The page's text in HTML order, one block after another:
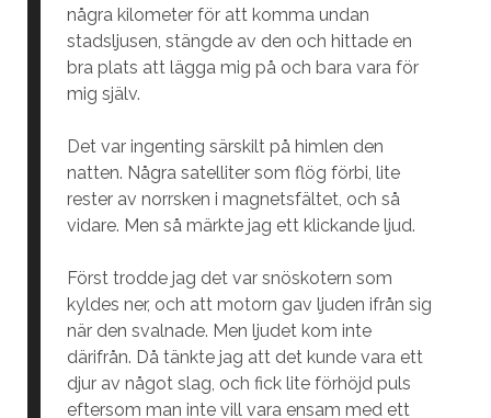
några kilometer för att komma undan
stadsljusen, stängde av den och hittade en
bra plats att lägga mig på och bara vara för
mig själv.
Det var ingenting särskilt på himlen den
natten. Några satelliter som flög förbi, lite
rester av norrsken i magnetsfältet, och så
vidare. Men så märkte jag ett klickande ljud.
Först trodde jag det var snöskotern som
kyldes ner, och att motorn gav ljuden ifrån sig
när den svalnade. Men ljudet kom inte
därifrån. Då tänkte jag att det kunde vara ett
djur av något slag, och fick lite förhöjd puls
eftersom man inte vill vara ensam med ett